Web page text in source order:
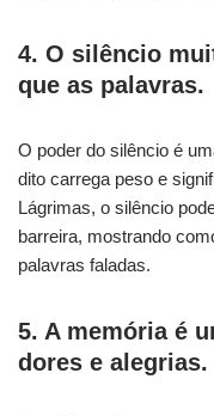
4. O silêncio
que as palavras.
O poder do silêncio é
dito carrega peso e
Lágrimas, o silêncio
barreira, mostrando
palavras faladas.
5. A memória é
dores e alegrias.